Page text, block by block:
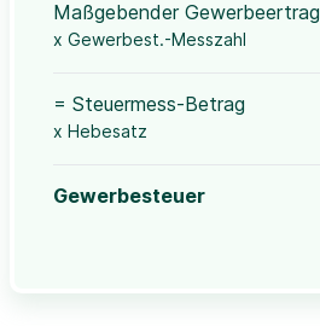
Maßgebender Gewerbeertrag
x Gewerbest.-Messzahl
= Steuermess-Betrag
x Hebesatz
Gewerbesteuer